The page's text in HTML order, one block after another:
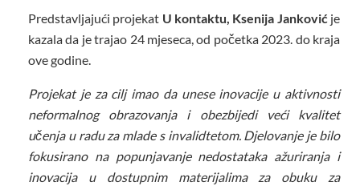
Predstavljajući projekat U kontaktu, Ksenija Janković je
kazala da je trajao 24 mjeseca, od početka 2023. do kraja
ove godine.
Projekat je za cilj imao da unese inovacije u aktivnosti
neformalnog obrazovanja i obezbijedi veći kvalitet
učenja u radu za mlade s invalidtetom. Djelovanje je bilo
fokusirano na popunjavanje nedostataka ažuriranja i
inovacija u dostupnim materijalima za obuku za